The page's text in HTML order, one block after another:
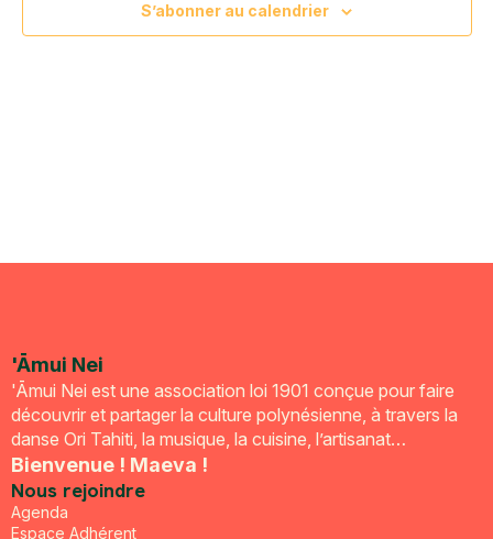
S’abonner au calendrier
'Āmui Nei
'Āmui Nei est une association loi 1901 conçue pour faire
découvrir et partager la culture polynésienne, à travers la
danse Ori Tahiti, la musique, la cuisine, l’artisanat…
Bienvenue ! Maeva !
Nous rejoindre
Agenda
Espace Adhérent